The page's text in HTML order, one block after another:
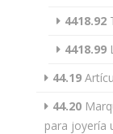
4418.92
4418.99
44.19
44.20
para joyería